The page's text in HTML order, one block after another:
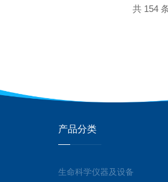
共 154
产品分类
生命科学仪器及设备